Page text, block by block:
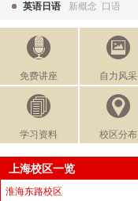
英语日语 新概念 口语
免费讲座 自力风采
学习资料 校区分布
上海校区一览
淮海东路校区